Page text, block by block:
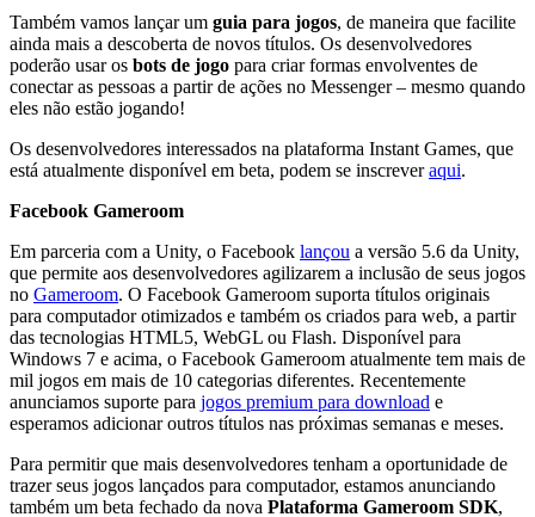
Também vamos lançar um guia para jogos, de maneira que facilite
ainda mais a descoberta de novos títulos. Os desenvolvedores
poderão usar os bots de jogo para criar formas envolventes de
conectar as pessoas a partir de ações no Messenger – mesmo quando
eles não estão jogando!
Os desenvolvedores interessados na plataforma Instant Games, que
está atualmente disponível em beta, podem se inscreveraqui.
Facebook Gameroom
Em parceria com a Unity, o Facebook lançou a versão 5.6 da Unity,
que permite aos desenvolvedores agilizarem a inclusão de seus jogos
no Gameroom. O Facebook Gameroom suporta títulos originais
para computador otimizados e também os criados para web, a partir
das tecnologias HTML5, WebGL ou Flash. Disponível para
Windows 7 e acima, o Facebook Gameroom atualmente tem mais de
mil jogos em mais de 10 categorias diferentes. Recentemente
anunciamos suporte para jogos premium para download e
esperamos adicionar outros títulos nas próximas semanas e meses.
Para permitir que mais desenvolvedores tenham a oportunidade de
trazer seus jogos lançados para computador, estamos anunciando
também um beta fechado da nova Plataforma Gameroom SDK,